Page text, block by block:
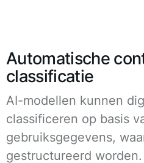
Automatische
classificatie
AI-modellen kunnen
classificeren op basis
gebruiksgegevens,
gestructureerd